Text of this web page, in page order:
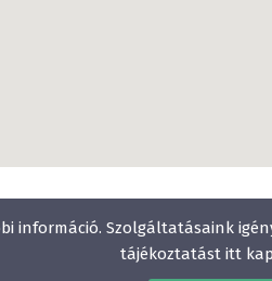
információ. Szolgáltatásaink
tájékoztatást itt